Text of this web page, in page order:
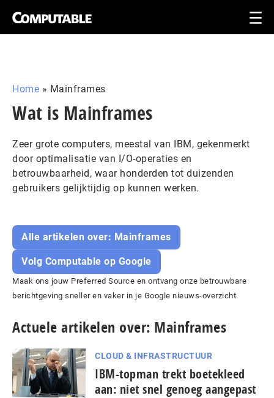
Home » Mainframes
Wat is Mainframes
Zeer grote computers, meestal van IBM, gekenmerkt
door optimalisatie van I/O-operaties en
betrouwbaarheid, waar honderden tot duizenden
gebruikers gelijktijdig op kunnen werken.
Alle artikelen over: Mainframes
Volg Computable op Google
Maak ons jouw Preferred Source en ontvang onze betrouwbare
berichtgeving sneller en vaker in je Google nieuws-overzicht.
Actuele artikelen over: Mainframes
CLOUD & INFRASTRUCTUUR
IBM-topman trekt boetekleed
aan: niet snel genoeg aangepast